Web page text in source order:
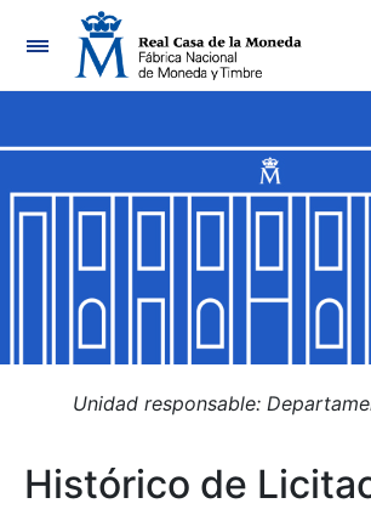
Navegación
Mostrar/Ocultar
Mostrar/Ocultar
Mostrar/Ocultar
Mostrar/Ocultar
Unidad responsable:
Histórico de